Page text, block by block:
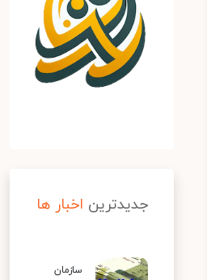
جدیدترین اخبار ها
سازمان